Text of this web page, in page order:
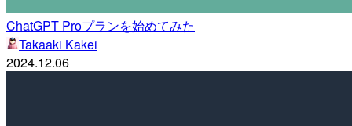
ChatGPT Proプランを始めてみた
Takaaki Kakei
2024.12.06